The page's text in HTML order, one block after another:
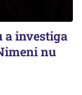
a investiga
nu